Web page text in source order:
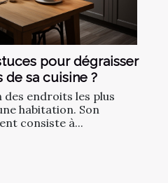
pour dégraisser
de sa cuisine ?
des endroits les plus
habitation. Son
consiste à...